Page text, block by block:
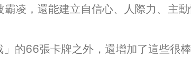
凌，還能建立自信心、人際力、主
」的66張卡牌之外，還增加了這些很